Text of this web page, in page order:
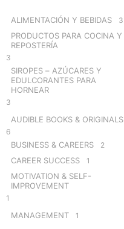
ALIMENTACIÓN Y BEBIDAS 3
PRODUCTOS PARA COCINA Y
REPOSTERÍA
3
SIROPES – AZÚCARES Y
EDULCORANTES PARA
HORNEAR
3
AUDIBLE BOOKS & ORIGINALS
6
BUSINESS & CAREERS 2
CAREER SUCCESS 1
MOTIVATION & SELF-
IMPROVEMENT
1
MANAGEMENT 1